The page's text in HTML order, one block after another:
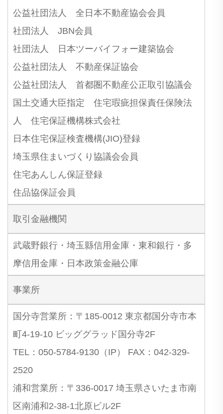
公益社団法人 全日本不動産協会会員
社団法人 JBN会員
社団法人 日本ツーバイフォー建築協会
公益社団法人 不動産保証協会
公益社団法人 首都圏不動産公正取引協議会
国土交通大臣指定 住宅瑕疵担保責任保険法
人 住宅保証機構株式会社
日本住宅保証検査機構(JIO)登録
埼玉県住まいづくり協議会会員
住宅あんしん保証登録
住品協保証会員
取引金融機関
武蔵野銀行・埼玉縣信用金庫・東和銀行・多
摩信用金庫・日本政策金融公庫
事業所
国分寺営業所：〒185-0012 東京都国分寺市本
町4-19-10 ビッググラッド国分寺2F
TEL：050-5784-9130（IP） FAX：042-329-
2520
浦和営業所：〒336-0017 埼玉県さいたま市南
区南浦和2-38-1北原ビル2F